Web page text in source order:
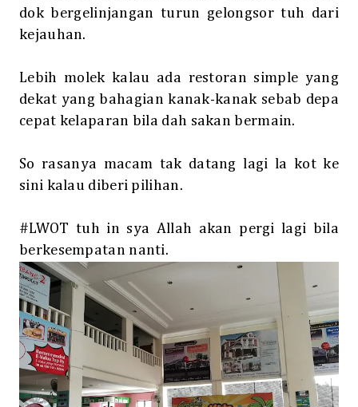
dok bergelinjangan turun gelongsor tuh dari
kejauhan.
Lebih molek kalau ada restoran simple yang
dekat yang bahagian kanak-kanak sebab depa
cepat kelaparan bila dah sakan bermain.
So rasanya macam tak datang lagi la kot ke
sini kalau diberi pilihan.
#LWOT tuh in sya Allah akan pergi lagi bila
berkesempatan nanti.